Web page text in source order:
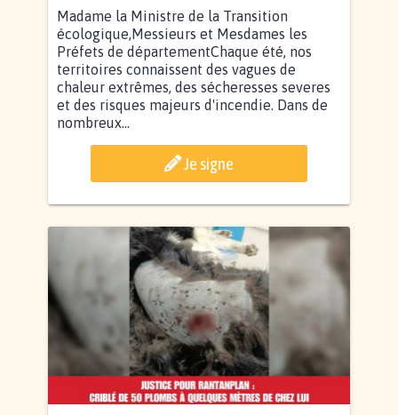
Madame la Ministre de la Transition
écologique,Messieurs et Mesdames les
Préfets de départementChaque été, nos
territoires connaissent des vagues de
chaleur extrêmes, des sécheresses severes
et des risques majeurs d'incendie. Dans de
nombreux...
Je signe